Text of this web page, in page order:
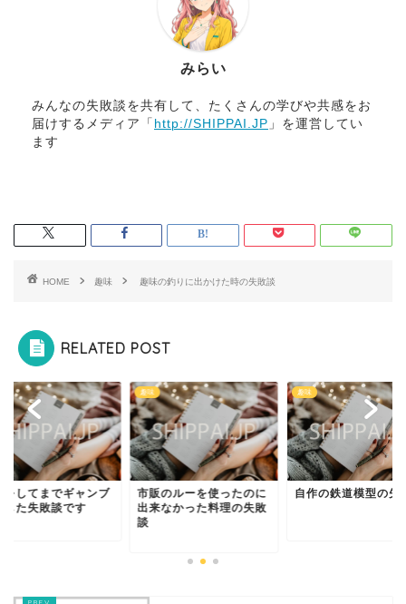
みらい
みんなの失敗談を共有して、たくさんの学びや共感をお
届けするメディア「 http://SHIPPAI.JP 」を運営してい
ます
HOME 趣味 趣味の釣りに出かけた時の失敗談
RELATED POST
をしてまでギャンブ
した失敗談です
趣味
市販のルーを使ったのに
出来なかった料理の失敗
談
趣味
自作の鉄道模型の失